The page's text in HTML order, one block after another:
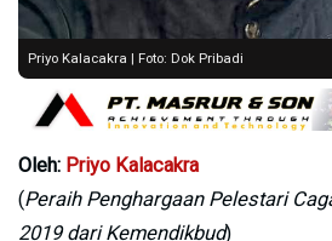
Priyo Kalacakra | Foto: Dok Pribadi
Oleh: Priyo Kalacakra
(Peraih Penghargaan Pelestari
2019 dari Kemendikbud)